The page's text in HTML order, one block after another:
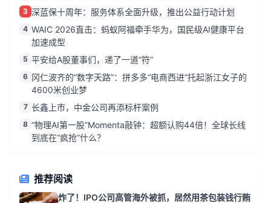
3 深蓝保十周年：服务体系全面升级，推出公益行动计划
4 WAIC 2026直击：蚂蚁阿福牵手华为，国民级AI健康平台
加速成型
5 平安给A股董事们，递了一道“符”
6 冈仁波齐的“数字天路”：拼多多“电商西进”托起浙江女子的
4600米创业梦
7 长鑫上市，中金公司再添标杆案例
8 “物理AI第一股”Momenta敲钟：超额认购44倍！全球长线
到底在“疯抢”什么？
推荐阅读
炸了！IPO公司高管海外被抓，居然用茶包装钱行贿